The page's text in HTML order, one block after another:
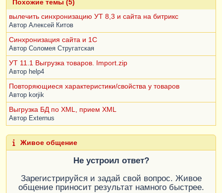
Похожие темы (5)
вылечить синхронизацию УТ 8,3 и сайта на битрикс
Автор Алексей Китов
Синхронизация сайта и 1С
Автор Соломея Стругатская
УТ 11.1 Выгрузка товаров. Import.zip
Автор help4
Повторяющиеся характеристики/свойства у товаров
Автор korjik
Выгрузка БД по XML, прием XML
Автор Externus
Живое общение
Не устроил ответ?
Зарегистрируйся и задай свой вопрос. Живое
общение приносит результат намного быстрее.